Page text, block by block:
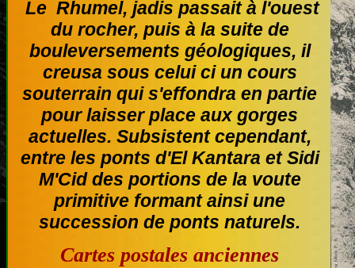
Le Rhumel, jadis passait à l'ouest
du rocher, puis à la suite de
bouleversements géologiques, il
creusa sous celui ci un cours
souterrain qui s'effondra en partie
pour laisser place aux gorges
actuelles. Subsistent cependant,
entre les ponts d'El Kantara et Sidi
M'Cid des portions de la voute
primitive formant ainsi une
succession de ponts naturels.
Cartes postales anciennes